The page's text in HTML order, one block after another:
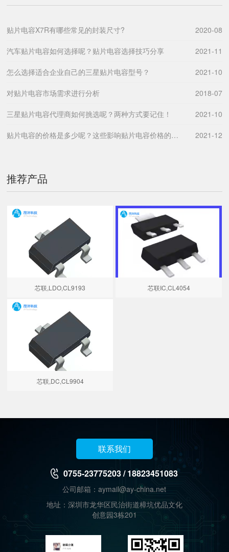
贴片电容X7R有哪些常见的封装尺寸? 2020-08
汽车贴片电容如何选择呢？贴片电容选择技巧分享 2021-11
怎么选择适合企业自己的三星贴片电容型号？ 2021-10
对贴片电容市场需求进行分析 2018-07
三星贴片电容代理商如何挑选呢？两种方式要记住！ 2021-10
贴片电容的价格是多少呢？这些影响贴片电容价格的因素要了解。 2021-12
推荐产品
芯联,LDO,CL9193 芯联IC,CL4054
芯联,DC,CL9904
联系我们
0755-23775203 / 18823451083
公司邮箱：aymail@ay-china.net
地址：深圳市龙华区民治街道樟坑优品文化
创意园3栋201